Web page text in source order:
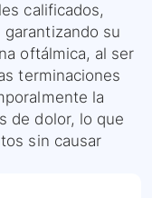
calificados,
su
oftálmica, al ser
terminaciones
la
de dolor, lo que
sin causar